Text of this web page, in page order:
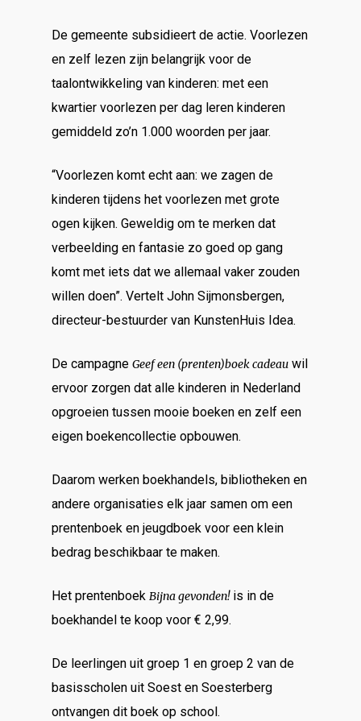
De gemeente subsidieert de actie. Voorlezen
en zelf lezen zijn belangrijk voor de
taalontwikkeling van kinderen: met een
kwartier voorlezen per dag leren kinderen
gemiddeld zo’n 1.000 woorden per jaar.
“Voorlezen komt echt aan: we zagen de
kinderen tijdens het voorlezen met grote
ogen kijken. Geweldig om te merken dat
verbeelding en fantasie zo goed op gang
komt met iets dat we allemaal vaker zouden
willen doen”. Vertelt John Sijmonsbergen,
directeur-bestuurder van KunstenHuis Idea.
De campagne Geef een (prenten)boek cadeau wil
ervoor zorgen dat alle kinderen in Nederland
opgroeien tussen mooie boeken en zelf een
eigen boekencollectie opbouwen.
Daarom werken boekhandels, bibliotheken en
andere organisaties elk jaar samen om een
prentenboek en jeugdboek voor een klein
bedrag beschikbaar te maken.
Het prentenboek Bijna gevonden!is in de
boekhandel te koop voor € 2,99.
De leerlingen uit groep 1 en groep 2 van de
basisscholen uit Soest en Soesterberg
ontvangen dit boek op school.